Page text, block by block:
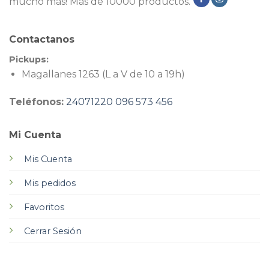
Mi Cuenta
Mis Cuenta
Mis pedidos
Favoritos
Cerrar Sesión
Contactanos
Pickups:
Magallanes 1263 (L a V de 10 a 19h)
Teléfonos: 24071220 096 573 456